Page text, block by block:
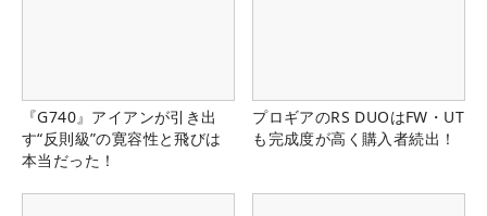
『G740』アイアンが引き出
す“反則級”の寛容性と飛びは
本当だった！
プロギアのRS DUOはFW・UT
も完成度が高く購入者続出！